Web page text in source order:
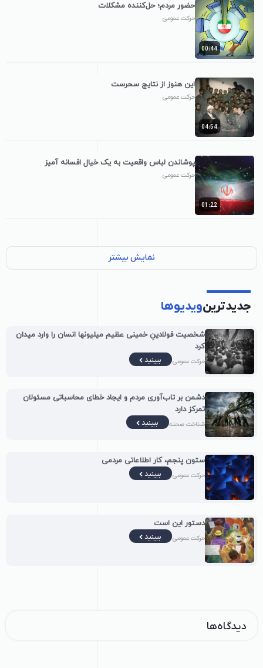
00:44
حضور مردم؛ حل‌کننده مشکلات
حرکت عمومی
04:54
این هنوز از نتایج سحرست
حرکت عمومی
01:22
پوشاندن لباس واقعیت به یک خیال افسانه آمیز
حرکت عمومی
نمایش بیشتر
جدیدترینویدیوها
شخصیت فولادینِ خمینی عظیم میلیونها انسان را وارد میدان
کرد
حرکت عمومی ببینید
دشمن بر تاب‌آوری مردم و ایجاد خطای محاسباتی مسئولان
تمرکز دارد
شناخت صحنه ببینید
ستون پنجم، کار اطلاعاتی مردمی
حرکت عمومی ببینید
دستور این است
حرکت عمومی ببینید
دیدگاه‌ها